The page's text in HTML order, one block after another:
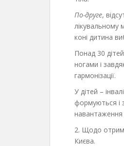
По-друге,
лікувальному
коні дитина
Понад 30
ногами і
гармонізації.
У дітей –
формуються і
навантаження
2. Щодо
Києва.